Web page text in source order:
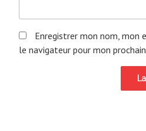
Enregistrer mon nom, mon
le navigateur pour mon